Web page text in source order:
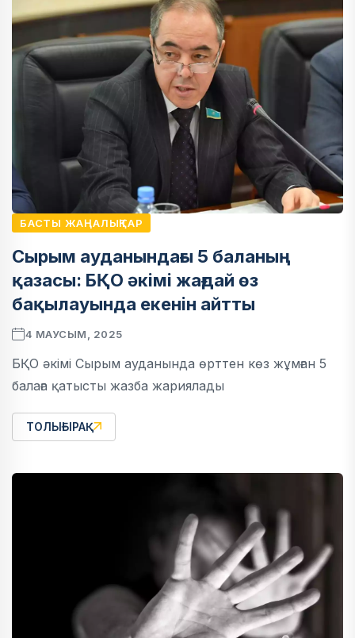
БАСТЫ ЖАҢАЛЫҚТАР
Сырым ауданындағы 5 баланың
қазасы: БҚО әкімі жағдай өз
бақылауында екенін айтты
4 МАУСЫМ, 2025
БҚО әкімі Сырым ауданында өрттен көз жұмған 5
балаға қатысты жазба жариялады
ТОЛЫҒЫРАҚ